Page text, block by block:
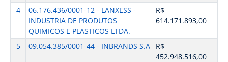
4
06.176.436/0001-12 - LANXESS -
INDUSTRIA DE PRODUTOS
QUIMICOS E PLASTICOS LTDA.
R$
614.171.893,00
5 09.054.385/0001-44 - INBRANDS S.A
R$
452.948.516,00